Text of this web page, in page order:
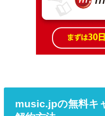
music.jpの無料キ